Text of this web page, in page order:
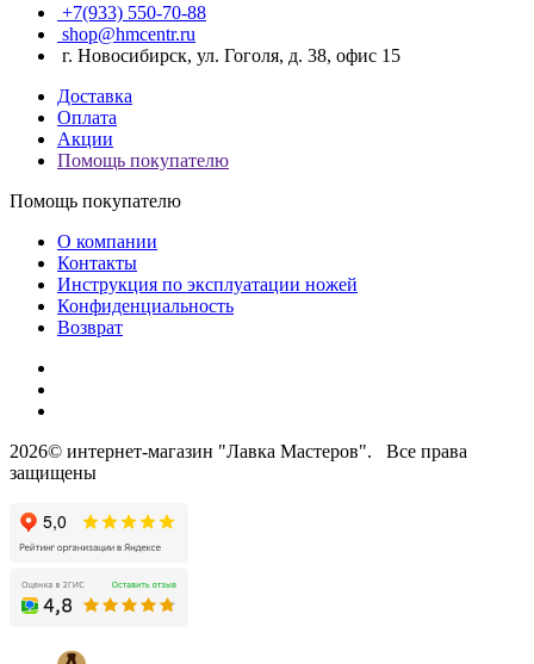
+7(933) 550-70-88
shop@hmcentr.ru
г. Новосибирск, ул. Гоголя, д. 38, офис 15
Доставка
Оплата
Акции
Помощь покупателю
Помощь покупателю
О компании
Контакты
Инструкция по эксплуатации ножей
Конфиденциальность
Возврат
2026© интернет-магазин "Лавка Мастеров". Все права
защищены